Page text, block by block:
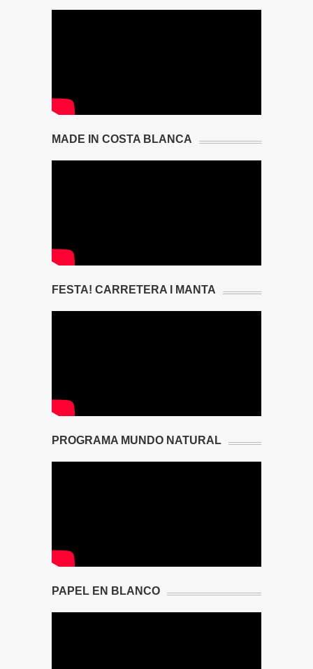
MADE IN COSTA BLANCA
FESTA! CARRETERA I MANTA
PROGRAMA MUNDO NATURAL
PAPEL EN BLANCO